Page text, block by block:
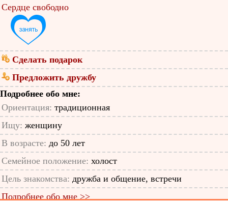
Сердце свободно
Сделать подарок
Предложить дружбу
Подробнее обо мне:
Ориентация: традиционная
Ищу: женщину
В возрасте: до 50 лет
Семейное положение: холост
Цель знакомства: дружба и общение, встречи
Подробнее обо мне >>